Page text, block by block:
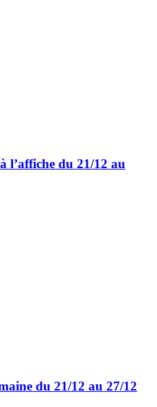
l’affiche du 21/12 au
du 21/12 au 27/12